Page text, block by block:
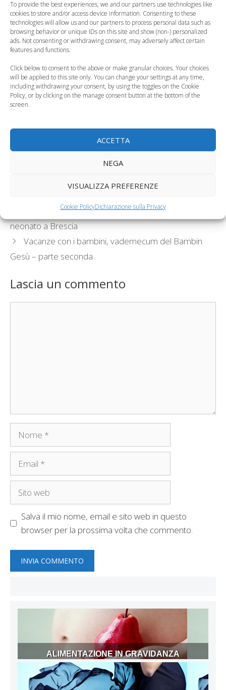
To provide the best experiences, we and our partners use technologies like
cookies to store and/or access device information. Consenting to these
technologies will allow us and our partners to process personal data such as
browsing behavior or unique IDs on this site and show (non-) personalized
ads. Not consenting or withdrawing consent, may adversely affect certain
features and functions.
Click below to consent to the above or make granular choices. Your choices
will be applied to this site only. You can change your settings at any time,
including withdrawing your consent, by using the toggles on the Cookie
Policy, or by clicking on the manage consent button at the bottom of the
screen.
ACCETTA
NEGA
VISUALIZZA PREFERENZE
Cookie PolicyDichiarazione sulla Privacy
Scuola e vaccini,
presidi non
responsabili per le…
Vaccini, le Regioni
alla Consulta
vaccinazioni
fascia 0-6
Vaccini, basta
l’autocertificazione e
documentazione…
Serratia marcescens, il batterio che ha ucciso un
neonato a Brescia
Vacanze con i bambini, vademecum del Bambin
Gesù – parte seconda
Lascia un commento
Nome
Email
Sito
Salva il mio nome, email e sito web in questo
browser per la prossima volta che commento.
ALIMENTAZIONE IN GRAVIDANZA